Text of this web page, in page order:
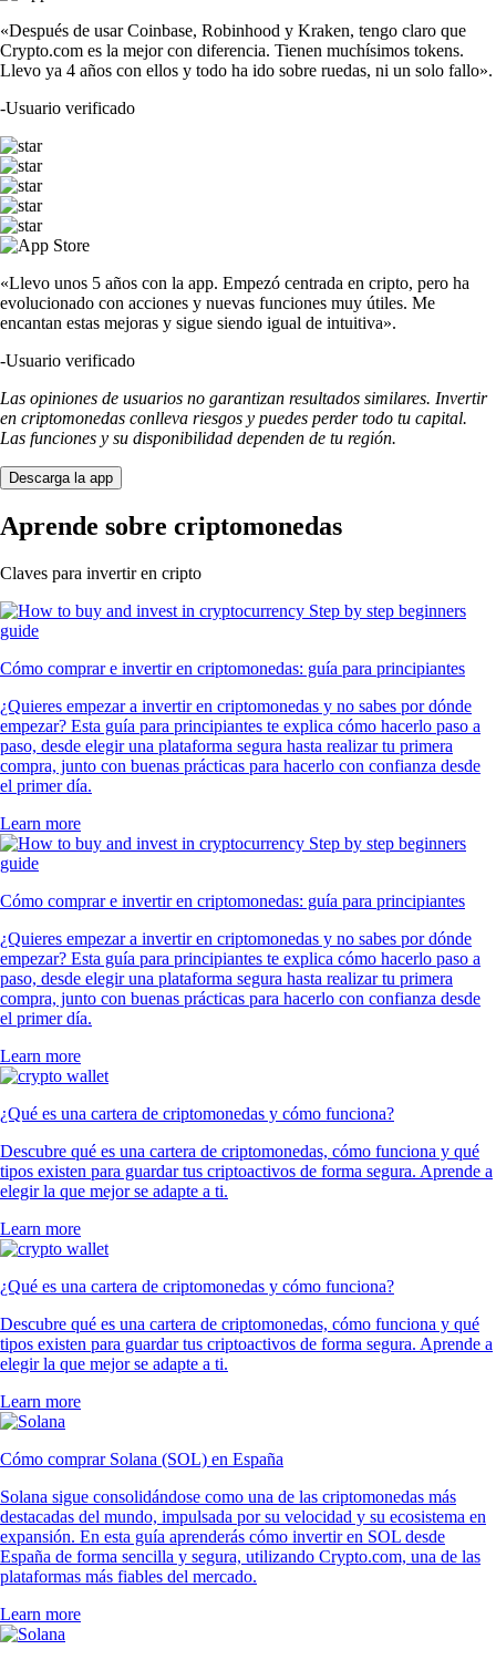
«Después de usar Coinbase, Robinhood y Kraken, tengo claro que
Crypto.com es la mejor con diferencia. Tienen muchísimos tokens.
Llevo ya 4 años con ellos y todo ha ido sobre ruedas, ni un solo fallo».
-Usuario verificado
«Llevo unos 5 años con la app. Empezó centrada en cripto, pero ha
evolucionado con acciones y nuevas funciones muy útiles. Me
encantan estas mejoras y sigue siendo igual de intuitiva».
-Usuario verificado
Las opiniones de usuarios no garantizan resultados similares. Invertir
en criptomonedas conlleva riesgos y puedes perder todo tu capital.
Las funciones y su disponibilidad dependen de tu región.
Descarga la app
Aprende sobre criptomonedas
Claves para invertir en cripto
Cómo comprar e invertir en criptomonedas: guía para principiantes
¿Quieres empezar a invertir en criptomonedas y no sabes por dónde
empezar? Esta guía para principiantes te explica cómo hacerlo paso a
paso, desde elegir una plataforma segura hasta realizar tu primera
compra, junto con buenas prácticas para hacerlo con confianza desde
el primer día.
Learn more
Cómo comprar e invertir en criptomonedas: guía para principiantes
¿Quieres empezar a invertir en criptomonedas y no sabes por dónde
empezar? Esta guía para principiantes te explica cómo hacerlo paso a
paso, desde elegir una plataforma segura hasta realizar tu primera
compra, junto con buenas prácticas para hacerlo con confianza desde
el primer día.
Learn more
¿Qué es una cartera de criptomonedas y cómo funciona?
Descubre qué es una cartera de criptomonedas, cómo funciona y qué
tipos existen para guardar tus criptoactivos de forma segura. Aprende a
elegir la que mejor se adapte a ti.
Learn more
¿Qué es una cartera de criptomonedas y cómo funciona?
Descubre qué es una cartera de criptomonedas, cómo funciona y qué
tipos existen para guardar tus criptoactivos de forma segura. Aprende a
elegir la que mejor se adapte a ti.
Learn more
Cómo comprar Solana (SOL) en España
Solana sigue consolidándose como una de las criptomonedas más
destacadas del mundo, impulsada por su velocidad y su ecosistema en
expansión. En esta guía aprenderás cómo invertir en SOL desde
España de forma sencilla y segura, utilizando Crypto.com, una de las
plataformas más fiables del mercado.
Learn more